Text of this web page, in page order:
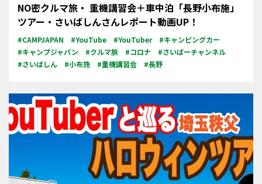
NO密クルマ旅・ 重機講習会＋車中泊「長野小布施」
ツアー・さいばしんさんレポート動画UP！
#CAMPJAPAN #YouTube #YouTuber
#キャンピングカー
#キャンプジャパン
#クルマ旅 #コロナ
#さいばーチャンネル
#さいばしん
#小布施 #重機講習会 #長野